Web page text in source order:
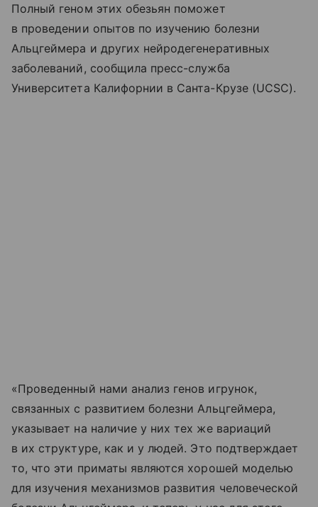
Полный геном этих обезьян поможет
в проведении опытов по изучению болезни
Альцгеймера и других нейродегенеративных
заболеваний, сообщила пресс-служба
Университета Калифорнии в Санта-Крузе (UCSC).
«Проведенный нами анализ генов игрунок,
связанных с развитием болезни Альцгеймера,
указывает на наличие у них тех же вариаций
в их структуре, как и у людей. Это подтверждает
то, что эти приматы являются хорошей моделью
для изучения механизмов развития человеческой